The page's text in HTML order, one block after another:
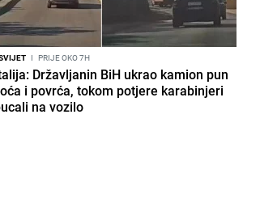
I PRIJE OKO 7H
Državljanin BiH ukrao kamion pun
i povrća, tokom potjere karabinjeri
na vozilo